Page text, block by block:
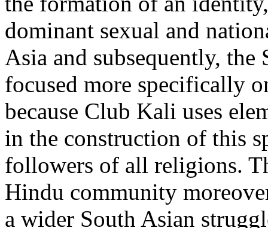
dominant sexual and
Asia and subsequently,
focused more specifically
because Club Kali uses
in the construction of this
followers of all religions.
Hindu community
a wider South Asian